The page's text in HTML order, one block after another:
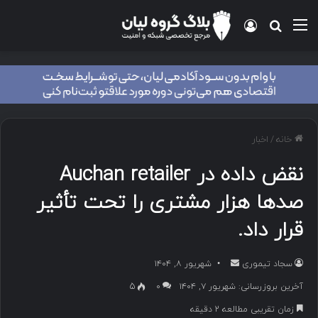
منو جستجو برای
ورود
خانه/ اخبار
نقض داده‌ در Auchan retailer
صدها هزار مشتری را تحت تأثیر
قرار داد.
سجاد تیموری
ا
شهریور ۸, ۱۴۰۴
آخرین بروزرسانی: شهریور ۷, ۱۴۰۴
۰
5
زمان تقریبی مطالعه 2 دقیقه